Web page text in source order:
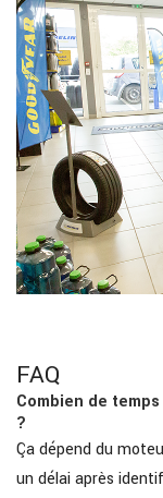
FAQ
Combien de
?
Ça dépend du
un délai après